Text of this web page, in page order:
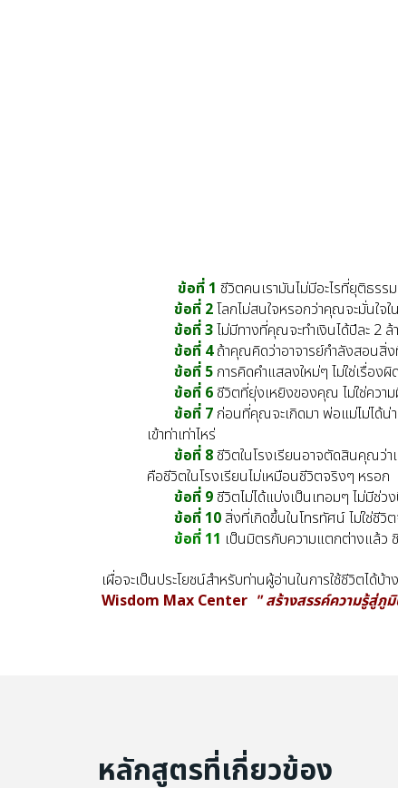
ข้อที่ 1 ชีวิตคนเรามันไม่มีอะไรที่ยุติธร
ข้อที่ 2โลกไม่สนใจหรอกว่าคุณจะมั่นใจ
ข้อที่ 3ไม่มีทางที่คุณจะทำเงินได้ปีละ 2
ข้อที่ 4ถ้าคุณคิดว่าอาจารย์กำลังสอนสิ่ง
ข้อที่ 5 การคิดคำแสลงใหม่ๆ ไม่ใช่เรื่อ
ข้อที่ 6ชีวิตที่ยุ่งเหยิงของคุณ ไม่ใช่คว
ข้อที่ 7 ก่อนที่คุณจะเกิดมา พ่อแม่ไม่ได้น่
เข้าท่าเท่าไหร่
ข้อที่ 8ชีวิตในโรงเรียนอาจตัดสินคุณว่า
คือชีวิตในโรงเรียนไม่เหมือนชีวิตจริงๆ หรอก
ข้อที่ 9ชีวิตไม่ได้แบ่งเป็นเทอมๆ ไม่มีช่
ข้อที่ 10 สิ่งที่เกิดขึ้นในโทรทัศน์ ไม่ใช่ชี
ข้อที่ 11 เป็นมิตรกับความแตกต่างแล้ว
เผื่อจะเป็นประโยชน์สำหรับท่านผู้อ่านในการใช้ชีวิตได้บ้า
Wisdom Max Center " สร้างสรรค์ความรู้สู่
หลักสูตรที่เกี่ยวข้อง